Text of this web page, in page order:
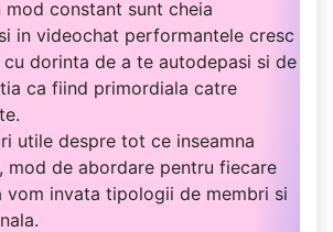
constant sunt cheia
in videochat performantele cresc
dorinta de a te autodepasi si de
ca fiind primordiala catre
utile despre tot ce inseamna
mod de abordare pentru fiecare
vom invata tipologii de membri si